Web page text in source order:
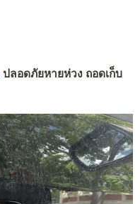
ปลอดภัยหายห่วง ถอดเก็บ